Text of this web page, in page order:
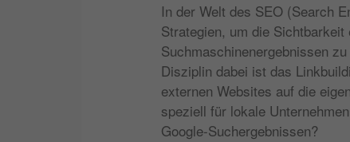
In der Welt des SEO (Search
Strategien, um die
Suchmaschinenergebnissen
Disziplin dabei ist das
externen Websites auf die
speziell für lokale
Google-Suchergebnissen?